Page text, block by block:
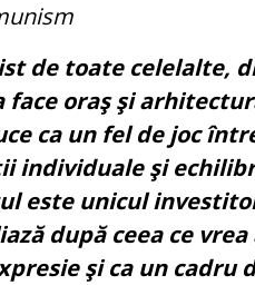
de toate celelalte,
oraş şi
ca un fel de joc
individuale şi
este unicul
după ceea ce
şi ca un cadru